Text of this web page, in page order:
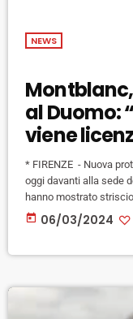
NEWS
al Duomo:
viene
* FIRENZE - Nuova
oggi davanti alla sede
hanno mostrato
coordinare la protesta
lavoratori che dopo
today 06/03/2024